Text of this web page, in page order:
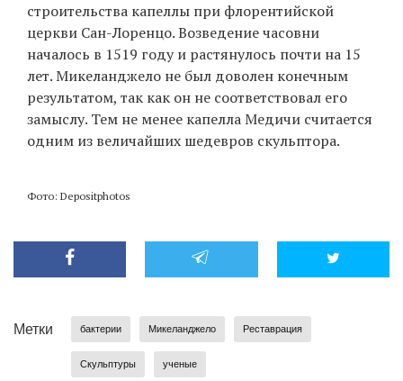
строительства капеллы при флорентийской
церкви Сан-Лоренцо. Возведение часовни
началось в 1519 году и растянулось почти на 15
лет. Микеланджело не был доволен конечным
результатом, так как он не соответствовал его
замыслу. Тем не менее капелла Медичи считается
одним из величайших шедевров скульптора.
Фото: Depositphotos
Метки бактерии Микеланджело Реставрация
Скульптуры ученые